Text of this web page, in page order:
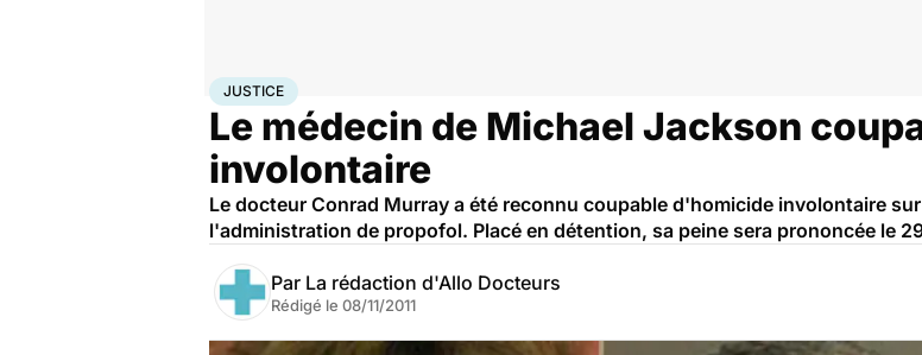
AccueilSanté
JUSTICE
Le médecin de Michael Jackson
involontaire
Le docteur Conrad Murray a été reconnu coupable d'homicide involontaire
l'administration de propofol. Placé en détention, sa peine sera prononcée le
Par La rédaction d'Allo Docteurs
Rédigé le 08/11/2011